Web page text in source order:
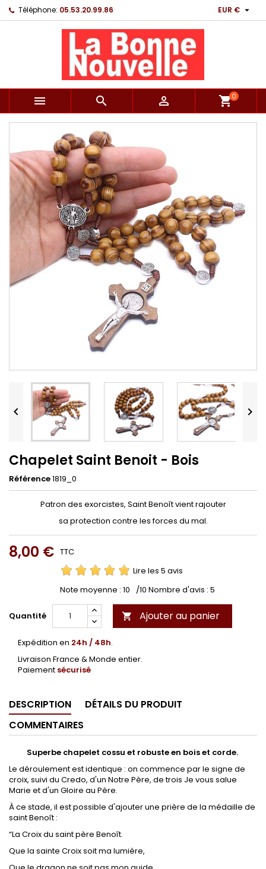
Téléphone: 05.53.20.99.86 EUR € 
   shopping_cart0
 
Chapelet Saint Benoit - Bois
Référence1819_0
Patron des exorcistes, Saint Benoît vient rajouter
sa protection contre les forces du mal.
8,00 € TTC
Lire les 5 avis
Note moyenne : 10 /10 Nombre d'avis : 5
Quantité  Ajouter au panier
Expédition en 24h / 48h.
Livraison France & Monde entier.
Paiement sécurisé
DESCRIPTION
DÉTAILS DU PRODUIT
COMMENTAIRES
Superbe chapelet cossu et robuste en bois et corde.
Le déroulement est identique : on commence par le signe de
croix, suivi du Credo, d'un Notre Père, de trois Je vous salue
Marie et d'un Gloire au Père.
À ce stade, il est possible d'ajouter une prière de la médaille de
saint Benoît :
“La Croix du saint père Benoît.
Que la sainte Croix soit ma lumière,